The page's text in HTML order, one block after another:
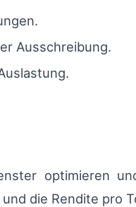
Ausschreibung.
optimieren
die Rendite pro